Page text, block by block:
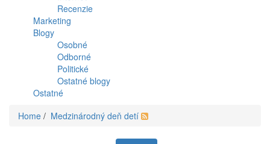
Recenzie
Marketing
Blogy
Osobné
Odborné
Politické
Ostatné blogy
Ostatné
Home / Medzinárodný deň detí